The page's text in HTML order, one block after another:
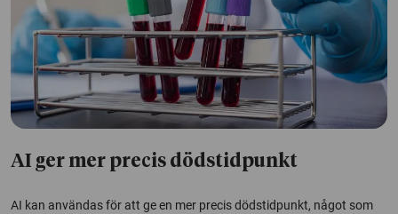
AI ger mer precis dödstidpunkt
AI kan användas för att ge en mer precis dödstidpunkt, något som